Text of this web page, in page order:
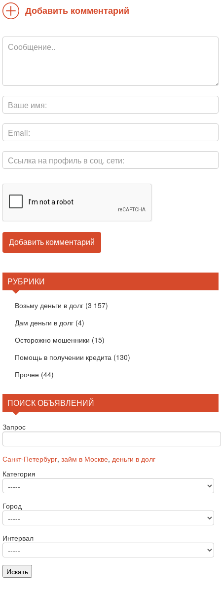
Добавить комментарий
РУБРИКИ
Возьму деньги в долг (3 157)
Дам деньги в долг (4)
Осторожно мошенники (15)
Помощь в получении кредита (130)
Прочее (44)
ПОИСК ОБЪЯВЛЕНИЙ
Запрос
Санкт-Петербург, займ в Москве, деньги в долг
Категория
Город
Интервал